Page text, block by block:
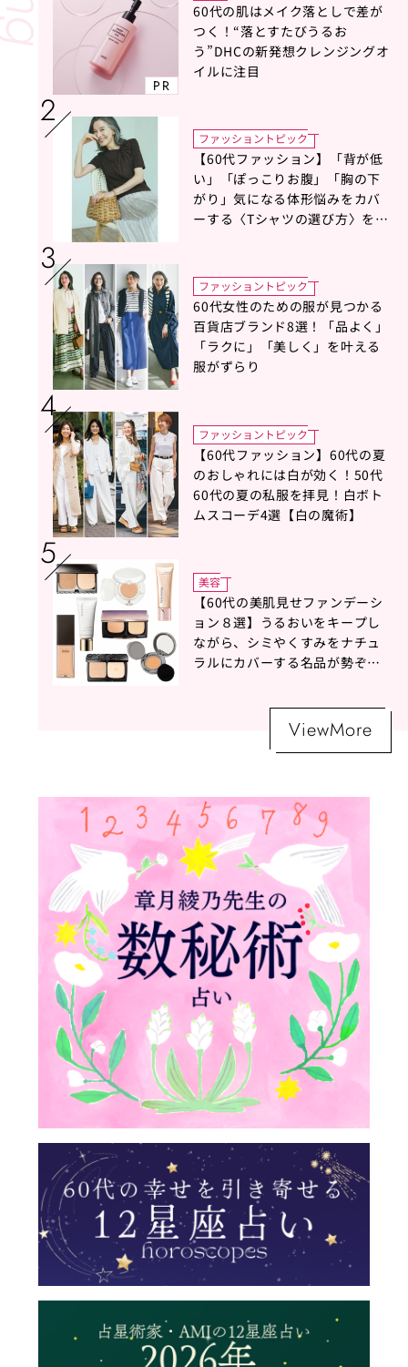
PR
60代の肌はメイク落としで差が
つく！“落とすたびうるお
う”DHCの新発想クレンジングオ
イルに注目
ファッショントピック
【60代ファッション】「背が低
い」「ぽっこりお腹」「胸の下
がり」気になる体形悩みをカバ
ーする〈Tシャツの選び方〉をス
ファッショントピック
60代女性のための服が見つかる
百貨店ブランド8選！「品よく」
「ラクに」「美しく」を叶える
服がずらり
ファッショントピック
【60代ファッション】60代の夏
のおしゃれには白が効く！50代
60代の夏の私服を拝見！白ボト
ムスコーデ4選【白の魔術】
美容
【60代の美肌見せファンデーシ
ョン８選】うるおいをキープし
ながら、シミやくすみをナチュ
ラルにカバーする名品が勢ぞろ
ViewMore